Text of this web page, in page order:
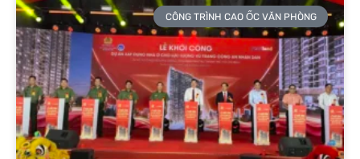
CÔNG TRÌNH CAO ỐC VĂN PHÒNG